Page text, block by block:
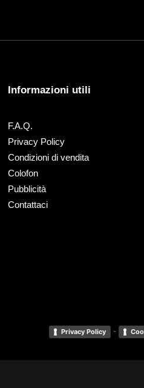
Informazioni utili
F.A.Q.
Privacy Policy
Condizioni di vendita
Colofon
Pubblicità
Contattaci
Privacy Policy -